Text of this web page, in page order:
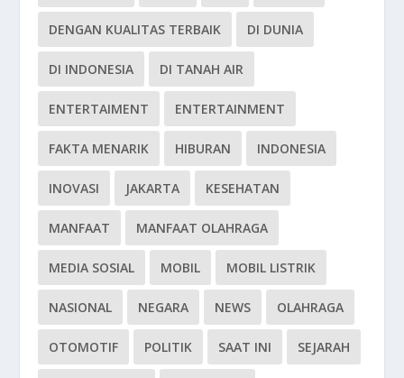
DENGAN KUALITAS TERBAIK DI DUNIA
DI INDONESIA DI TANAH AIR
ENTERTAIMENT ENTERTAINMENT
FAKTA MENARIK HIBURAN INDONESIA
INOVASI JAKARTA KESEHATAN
MANFAAT MANFAAT OLAHRAGA
MEDIA SOSIAL MOBIL MOBIL LISTRIK
NASIONAL NEGARA NEWS OLAHRAGA
OTOMOTIF POLITIK SAAT INI SEJARAH